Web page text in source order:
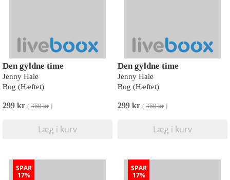
Den gyldne time
Jenny Hale
Bog (Hæftet)
299 kr ( 360 kr)
Læg i kurv
Den gyldne time
Jenny Hale
Bog (Hæftet)
299 kr ( 360 kr)
Læg i kurv
SPAR
17%
SPAR
17%